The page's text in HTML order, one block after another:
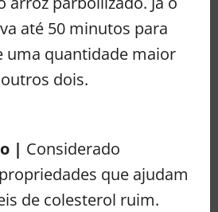
até 50 minutos para
uma quantidade maior
dois.
| Considerado
que ajudam
de colesterol ruim.